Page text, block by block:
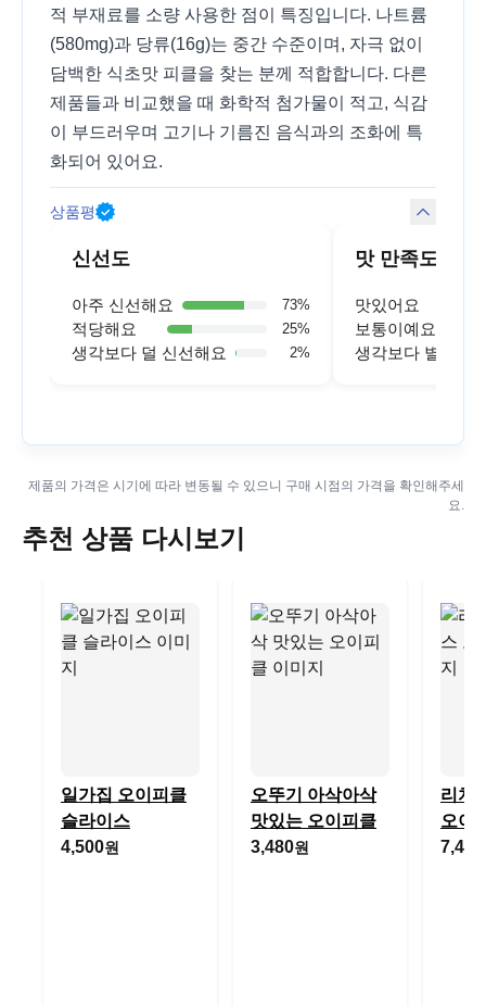
적 부재료를 소량 사용한 점이 특징입니다. 나트륨
(580mg)과 당류(16g)는 중간 수준이며, 자극 없이
담백한 식초맛 피클을 찾는 분께 적합합니다. 다른
제품들과 비교했을 때 화학적 첨가물이 적고, 식감
이 부드러우며 고기나 기름진 음식과의 조화에 특
화되어 있어요.
상품평
신선도
아주 신선해요 73%
적당해요 25%
생각보다 덜 신선해요 2%
맛 만족도
맛있어요
보통이예요
생각보다 별로예
제품의 가격은 시기에 따라 변동될 수 있으니 구매 시점의 가격을 확인해주세
요.
추천 상품 다시보기
일가집 오이피클
슬라이스
4,500원
오뚜기 아삭아삭
맛있는 오이피클
3,480원
리치
오이
7,400